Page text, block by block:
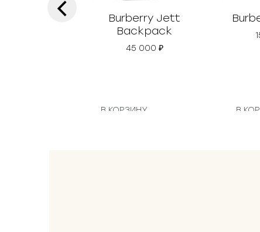
Burberry Jett
Backpack
45 000 ₽
В КОРЗИНУ В